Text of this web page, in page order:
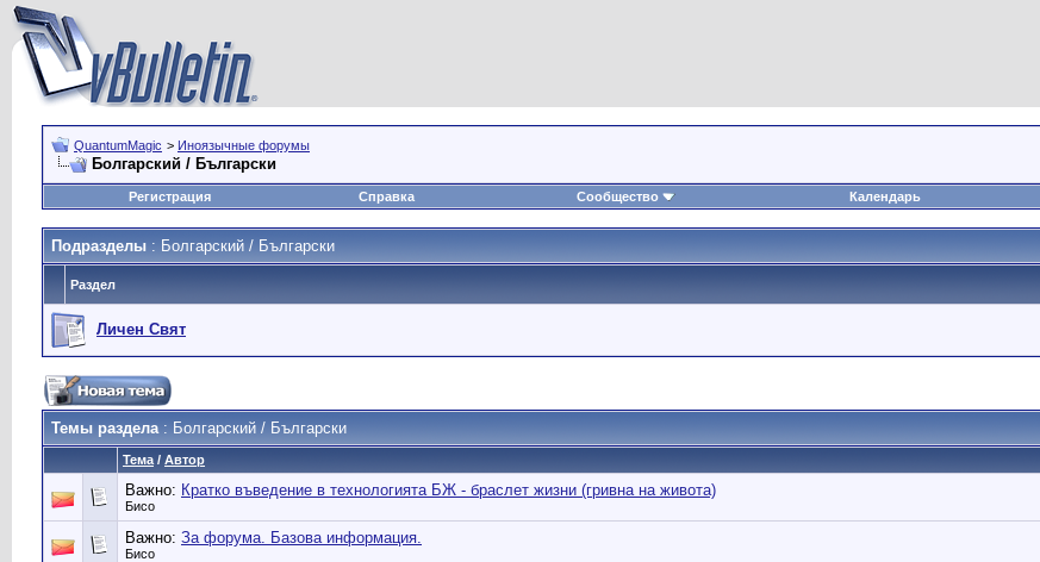
QuantumMagic > Иноязычные форумы
Болгарский / Български
Регистрация
Справка Сообщество Календарь
Подразделы : Болгарский / Български
Раздел
Личен Свят
Темы раздела: Болгарский / Български
Тема / Автор
Важно: Кратко въведение в технологията БЖ - браслет жизни (гривна на живота)
Бисо
Важно: За форума. Базова информация.
Бисо